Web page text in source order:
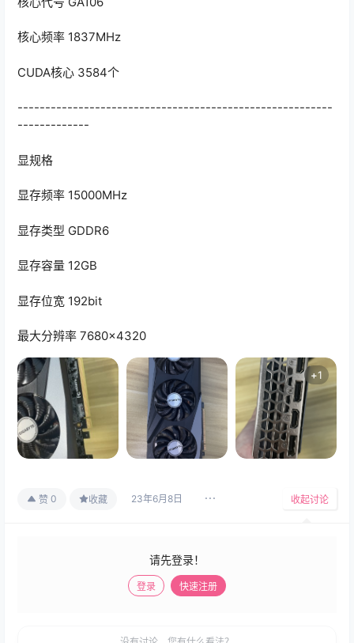
核心频率 1‎837MHz
CUDA核心 3584个
---------------------------------------------------------
-------------
显规格
显存频率 15000MHz
显存类型 GDDR6
显存容量 12GB
显存位宽 192bit
最大分辨率 7680×4320
+1
赞 0 收藏 23年6月8日 收起讨论
请先登录！
登录 快速注册